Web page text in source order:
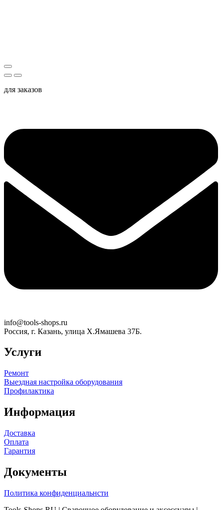
для заказов
info@tools-shops.ru
Россия, г. Казань, улица Х.Ямашева 37Б.
Услуги
Ремонт
Выездная настройка оборудования
Профилактика
Информация
Доставка
Оплата
Гарантия
Документы
Политика конфиденциальнсти